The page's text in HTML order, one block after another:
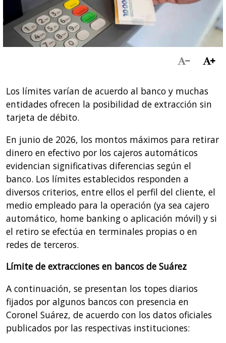
Los límites varían de acuerdo al banco y muchas
entidades ofrecen la posibilidad de extracción sin
tarjeta de débito.
En junio de 2026, los montos máximos para retirar
dinero en efectivo por los cajeros automáticos
evidencian significativas diferencias según el
banco. Los límites establecidos responden a
diversos criterios, entre ellos el perfil del cliente, el
medio empleado para la operación (ya sea cajero
automático, home banking o aplicación móvil) y si
el retiro se efectúa en terminales propias o en
redes de terceros.
Límite de extracciones en bancos de Suárez
A continuación, se presentan los topes diarios
fijados por algunos bancos con presencia en
Coronel Suárez, de acuerdo con los datos oficiales
publicados por las respectivas instituciones: